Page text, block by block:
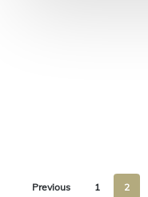
Previous 1 2